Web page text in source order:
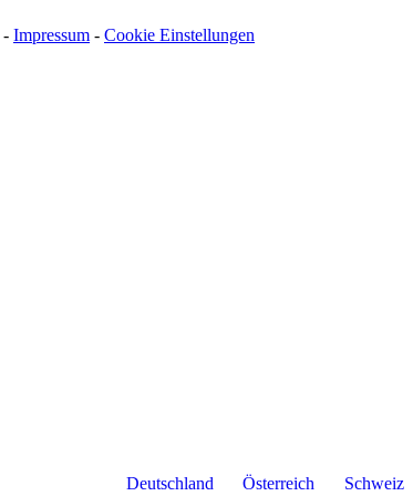
- Impressum - Cookie Einstellungen
Deutschland Österreich Schweiz